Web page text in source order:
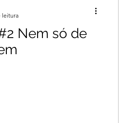
Nem só de
leitura